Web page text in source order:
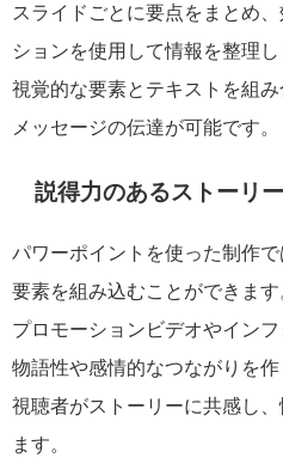
スライドごとに要点をまとめ
ションを使用して情報を整理し
視覚的な要素とテキストを組
メッセージの伝達が可能です。
説得力のあるストーリ
パワーポイントを使った制作
要素を組み込むことができます
プロモーションビデオやイン
物語性や感情的なつながりを作
視聴者がストーリーに共感し
ます。